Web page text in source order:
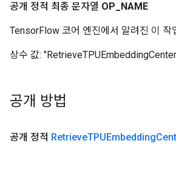
공개 정적 최종 문자열 OP NAME
TensorFlow 코어 엔진에서 알려진 이 작
상수 값:
공개 방법
공개 정적 RetrieveTPUEmbedding